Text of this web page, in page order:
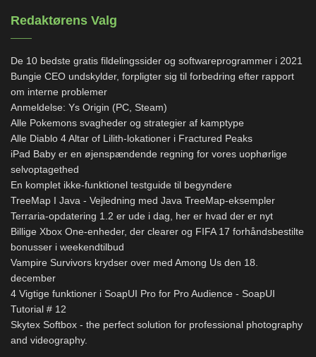
Redaktørens Valg
De 10 bedste gratis fildelingssider og softwareprogrammer i 2021
Bungie CEO undskylder, forpligter sig til forbedring efter rapport
om interne problemer
Anmeldelse: Ys Origin (PC, Steam)
Alle Pokemons svagheder og strategier af kamptype
Alle Diablo 4 Altar of Lilith-lokationer i Fractured Peaks
iPad Baby er en øjenspændende regning for vores uophørlige
selvoptagethed
En komplet ikke-funktionel testguide til begyndere
TreeMap I Java - Vejledning med Java TreeMap-eksempler
Terraria-opdatering 1.2 er ude i dag, her er hvad der er nyt
Billige Xbox One-enheder, der clearer og FIFA 17 forhåndsbestilte
bonusser i weekendtilbud
Vampire Survivors krydser over med Among Us den 18.
december
4 Vigtige funktioner i SoapUI Pro for Pro Audience - SoapUI
Tutorial # 12
Skytex Softbox - the perfect solution for professional photography
and videography.